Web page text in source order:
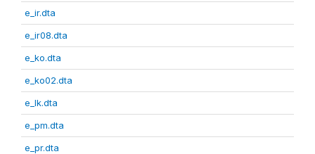
e_ir.dta
e_ir08.dta
e_ko.dta
e_ko02.dta
e_lk.dta
e_pm.dta
e_pr.dta